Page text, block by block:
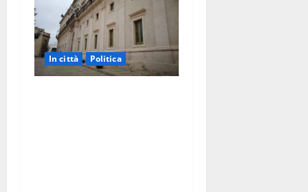
In città Politica